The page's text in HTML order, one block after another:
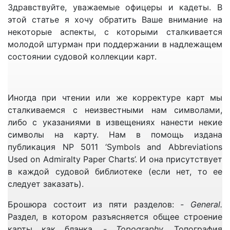
Каталогу на новый рейс и не знаете, что
подобранная вами карта уже не существует, её
официально удалили и вместо неё теперь на рынке
имеется другая карта с другим номером или
вообще серия новых карт. Границы этих новых
карт не нанесены, а карты Вы подбираете именно
заказанные карты и части из них нет – потому что
списанную с производства карту Вам не пришлют,
а новые Вы не заказали, потому что не знали что
они существуют. Начинается разбирательство с
Капитаном, выясняется, что Каталог не
корректирован и на Вашего предшественника
может полететь вдогонку "хорошая
характеристика”. Это если Вы только приняли
дела. А если вся эта история произошла в
середине или конце Вашего контракта – тогда всех
собак спустят на Вас. Поэтому наносить границы
Здравствуйте, уважаемые офицеры и кадеты. В
этой статье я хочу обратить Ваше внимание на
некоторые аспекты, с которыми сталкивается
молодой штурман при поддержании в надлежащем
состоянии судовой коллекции карт.
Иногда при чтении или же корректуре карт мы
сталкиваемся с неизвестными нам символами,
либо с указаниями в извещениях нанести некие
символы на карту. Нам в помощь издана
публикация NP 5011 ‘Symbols and Abbreviations
Used on Admiralty Paper Charts’. И она присутствует
в каждой судовой библиотеке (если нет, то ее
следует заказать).
Брошюра состоит из пяти разделов: - General.
Раздел, в котором разъясняется общее строение